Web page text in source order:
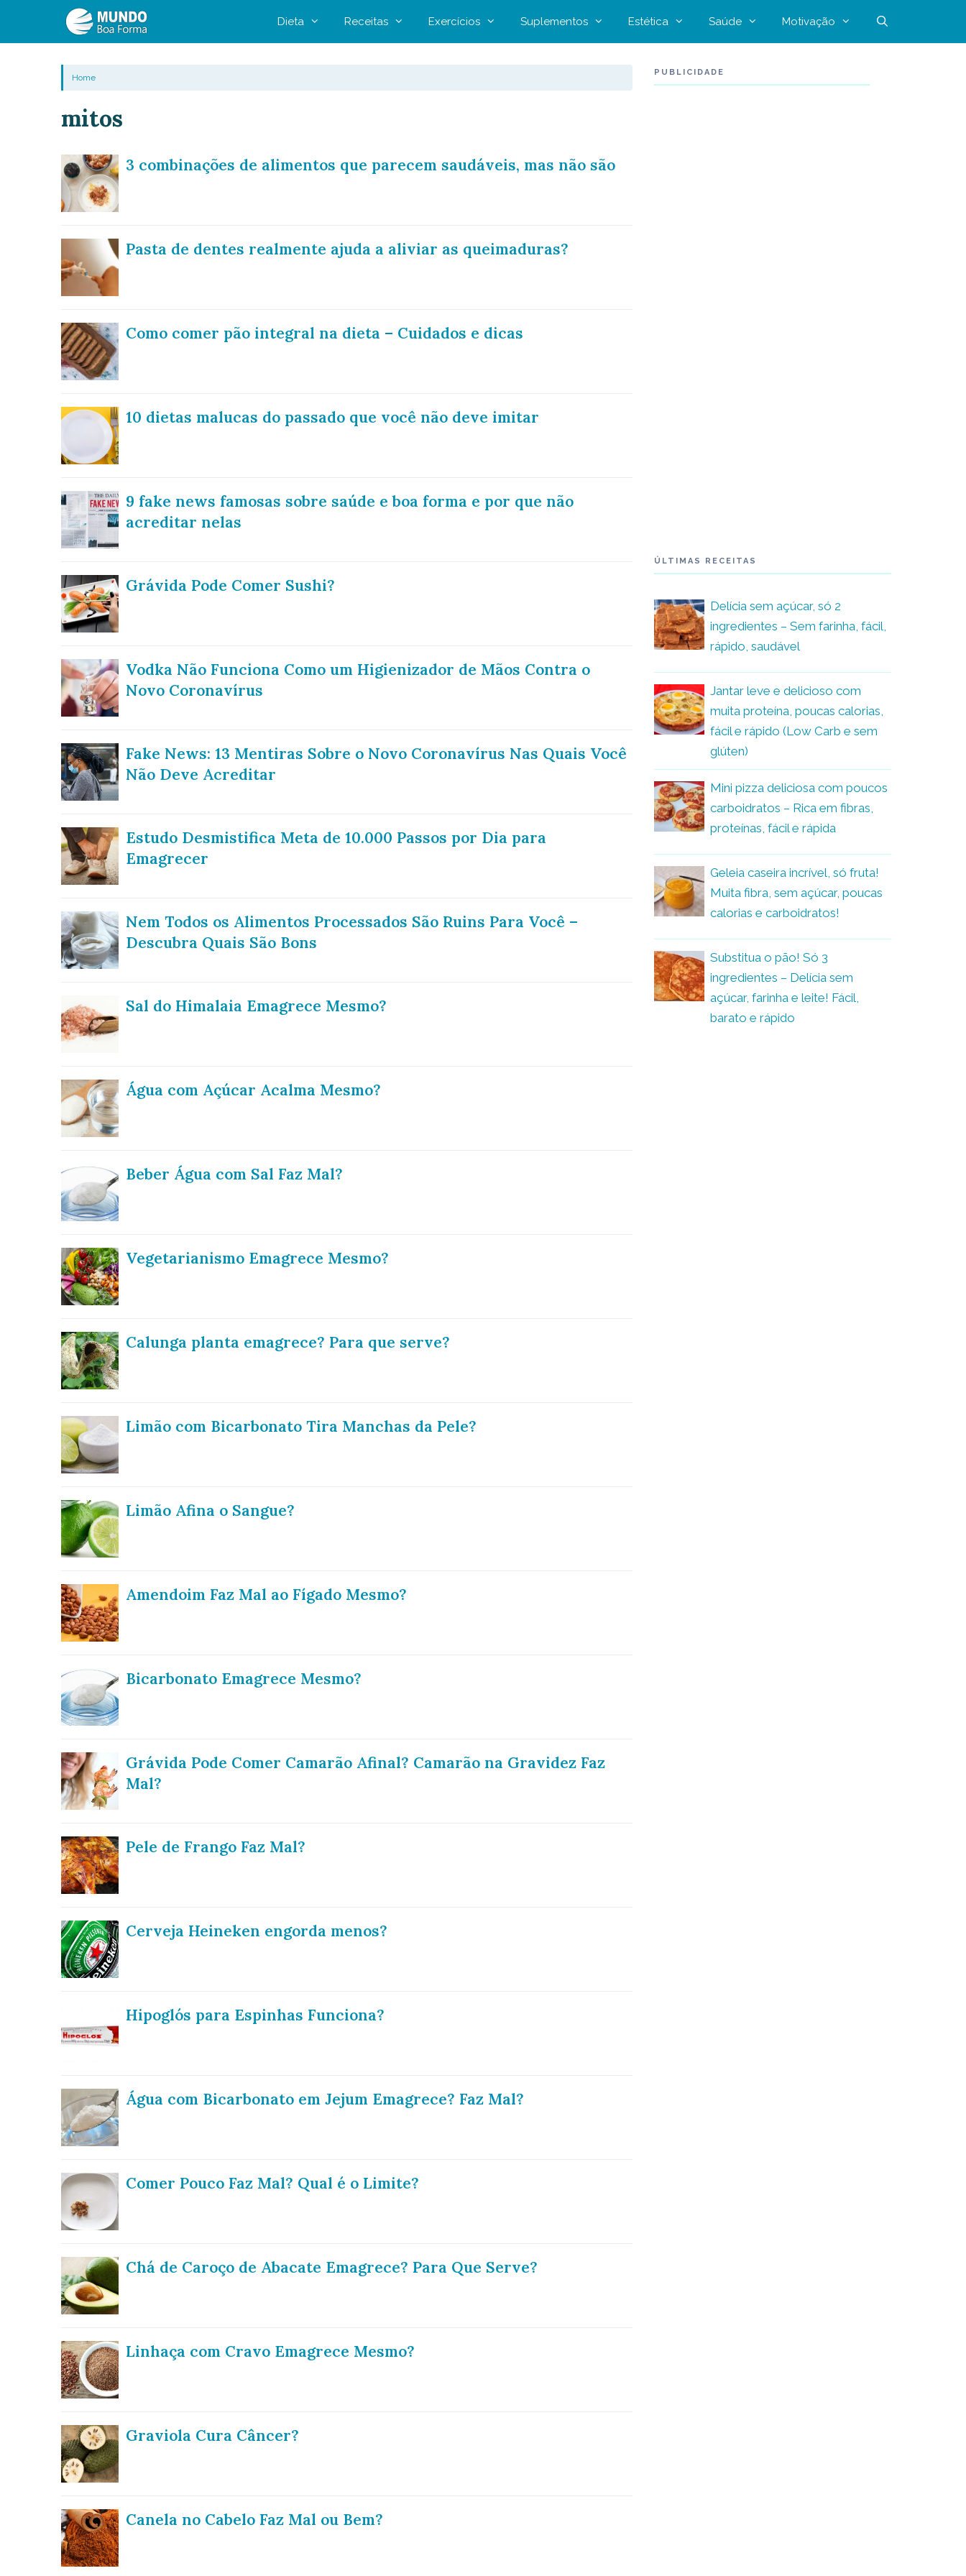
Dieta Receitas Exercícios Suplementos Estética Saúde Motivação
Home
mitos
3 combinações de alimentos que parecem saudáveis, mas não são
Pasta de dentes realmente ajuda a aliviar as queimaduras?
Como comer pão integral na dieta – Cuidados e dicas
10 dietas malucas do passado que você não deve imitar
9 fake news famosas sobre saúde e boa forma e por que não
acreditar nelas
Grávida Pode Comer Sushi?
Vodka Não Funciona Como um Higienizador de Mãos Contra o
Novo Coronavírus
Fake News: 13 Mentiras Sobre o Novo Coronavírus Nas Quais Você
Não Deve Acreditar
Estudo Desmistifica Meta de 10.000 Passos por Dia para
Emagrecer
Nem Todos os Alimentos Processados São Ruins Para Você –
Descubra Quais São Bons
Sal do Himalaia Emagrece Mesmo?
Água com Açúcar Acalma Mesmo?
Beber Água com Sal Faz Mal?
Vegetarianismo Emagrece Mesmo?
Calunga planta emagrece? Para que serve?
Limão com Bicarbonato Tira Manchas da Pele?
Limão Afina o Sangue?
Amendoim Faz Mal ao Fígado Mesmo?
Bicarbonato Emagrece Mesmo?
Grávida Pode Comer Camarão Afinal? Camarão na Gravidez Faz
Mal?
Pele de Frango Faz Mal?
Cerveja Heineken engorda menos?
Hipoglós para Espinhas Funciona?
Água com Bicarbonato em Jejum Emagrece? Faz Mal?
Comer Pouco Faz Mal? Qual é o Limite?
Chá de Caroço de Abacate Emagrece? Para Que Serve?
Linhaça com Cravo Emagrece Mesmo?
Graviola Cura Câncer?
Canela no Cabelo Faz Mal ou Bem?
PUBLICIDADE
ÚLTIMAS RECEITAS
Delícia sem açúcar, só 2
ingredientes – Sem farinha, fácil,
rápido, saudável
Jantar leve e delicioso com
muita proteína, poucas calorias,
fácil e rápido (Low Carb e sem
glúten)
Mini pizza deliciosa com poucos
carboidratos – Rica em fibras,
proteínas, fácil e rápida
Geleia caseira incrível, só fruta!
Muita fibra, sem açúcar, poucas
calorias e carboidratos!
Substitua o pão! Só 3
ingredientes – Delícia sem
açúcar, farinha e leite! Fácil,
barato e rápido